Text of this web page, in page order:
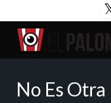
al
contenido
Tu espacio de la
No Es